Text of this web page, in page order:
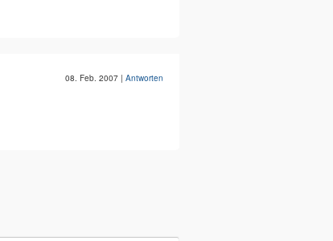
08. Feb. 2007 | Antworten